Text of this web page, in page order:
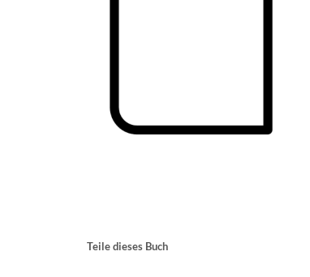
Teile dieses Buch